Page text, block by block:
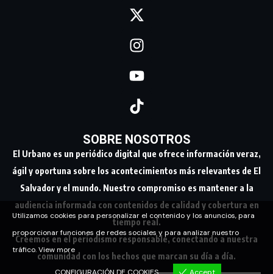
SOBRE NOSOTROS
El Urbano es un periódico digital que ofrece información veraz,
ágil y oportuna sobre los acontecimientos más relevantes de El
Salvador y el mundo. Nuestro compromiso es mantener a la
audiencia informada con contenidos de calidad y cobertura en
tiempo real.
Creemos en el periodismo responsable, conectando a nuestra
comunidad con los hechos que marcan su día a día.
Utilizamos cookies para personalizar el contenido y los anuncios, para
proporcionar funciones de redes sociales y para analizar nuestro
tráfico.View more